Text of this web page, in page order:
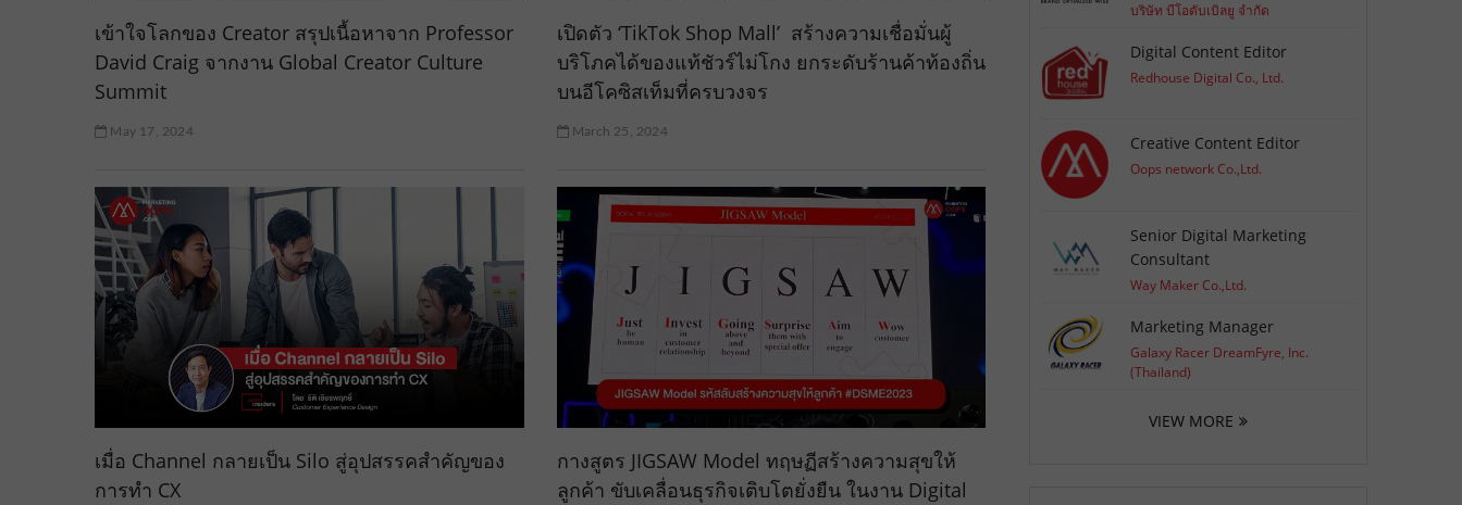
เข้าใจโลกของ Creator สรุปเนื้อหาจาก Professor
David Craig จากงาน Global Creator Culture
Summit
May 17, 2024
เปิดตัว ‘TikTok Shop Mall’ สร้างความเชื่อมั่นผู้
บริโภคได้ของแท้ชัวร์ไม่โกง ยกระดับร้านค้าท้องถิ่น
บนอีโคซิสเท็มที่ครบวงจร
March 25, 2024
เมื่อ Channel กลายเป็น Silo สู่อุปสรรคสำคัญของ
การทำ CX
กางสูตร JIGSAW Model ทฤษฏีสร้างความสุขให้
ลูกค้า ขับเคลื่อนธุรกิจเติบโตยั่งยืน ในงาน Digital
บริษัท บีโอดับเบิลยู จำกัด
Digital Content Editor
Redhouse Digital Co., Ltd.
Creative Content Editor
Oops network Co.,Ltd.
Senior Digital Marketing
Consultant
Way Maker Co.,Ltd.
Marketing Manager
Galaxy Racer DreamFyre, Inc.
(Thailand)
VIEW MORE